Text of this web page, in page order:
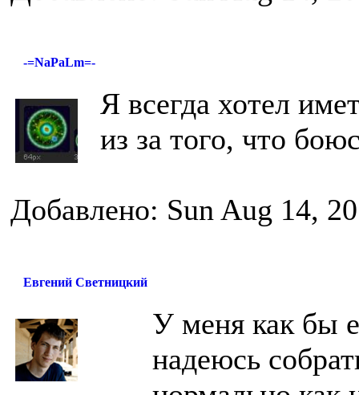
-=NaPaLm=-
Я всегда хотел
из за того, что
Добавлено: Sun Aug 14,
Евгений Светницкий
У меня как бы
надеюсь